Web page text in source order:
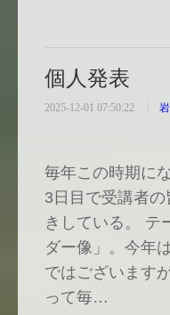
個人発表
2025-12-01 07:50:22
毎年この時期に
3日目で受講者
きしている。 テ
ダー像」。今年
ではございます
って毎…